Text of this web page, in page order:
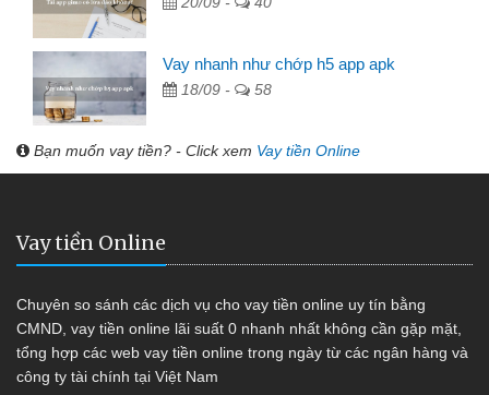
Vay nhanh như chớp h5 app apk
18/09 - 58
Bạn muốn vay tiền? - Click xem Vay tiền Online
Vay tiền Online
Chuyên so sánh các dịch vụ cho vay tiền online uy tín bằng
CMND, vay tiền online lãi suất 0 nhanh nhất không cần gặp mặt,
tổng hợp các web vay tiền online trong ngày từ các ngân hàng và
công ty tài chính tại Việt Nam